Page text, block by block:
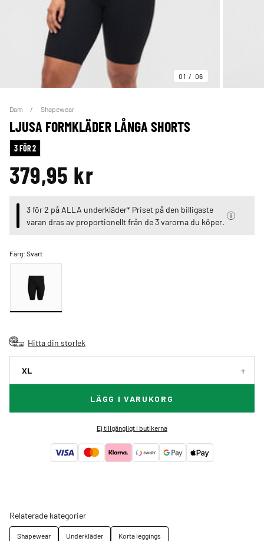
01 06
Dam Shapewear
LJUSA FORMKLÄDER LÅNGA SHORTS
3 FÖR 2
379,95 kr
3 för 2 på ALLA underkläder* Priset på den billigaste
varan dras av proportionellt från de 3 varorna du köper.
Färg:Svart
Hitta din storlek
XL
LÄGG I VARUKORG
Ej tillgängligt i butikerna
Relaterade kategorier
Shapewear Underkläder Korta leggings